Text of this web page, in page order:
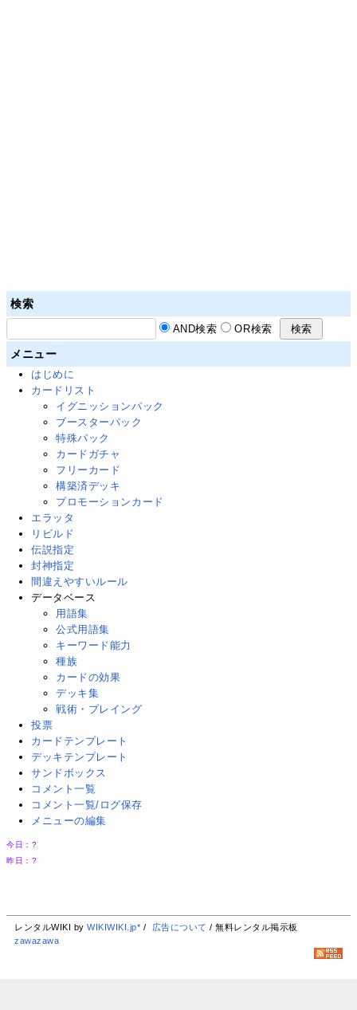
検索
AND検索 OR検索
メニュー
はじめに
カードリスト
イグニッションパック
ブースターパック
特殊パック
カードガチャ
フリーカード
構築済デッキ
プロモーションカード
エラッタ
リビルド
伝説指定
封神指定
間違えやすいルール
データベース
用語集
公式用語集
キーワード能力
種族
カードの効果
デッキ集
戦術・プレイング
投票
カードテンプレート
デッキテンプレート
サンドボックス
コメント一覧
コメント一覧/ログ保存
メニューの編集
今日： ?
昨日： ?
レンタルWIKI byWIKIWIKI.jp* / 広告について / 無料レンタル掲示板
zawazawa